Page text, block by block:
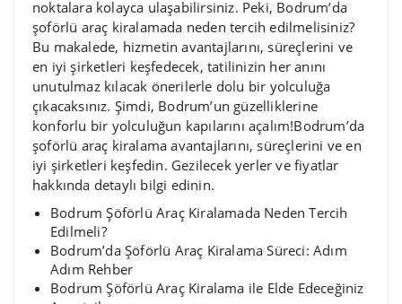
noktalara kolayca ulaşabilirsiniz. Peki, Bodrum’da
şoförlü araç kiralamada neden tercih edilmelisiniz?
Bu makalede, hizmetin avantajlarını, süreçlerini ve
en iyi şirketleri keşfedecek, tatilinizin her anını
unutulmaz kılacak önerilerle dolu bir yolculuğa
çıkacaksınız. Şimdi, Bodrum’un güzelliklerine
konforlu bir yolculuğun kapılarını açalım!Bodrum’da
şoförlü araç kiralama avantajlarını, süreçlerini ve en
iyi şirketleri keşfedin. Gezilecek yerler ve fiyatlar
hakkında detaylı bilgi edinin.
Bodrum Şöförlü Araç Kiralamada Neden Tercih
Edilmeli?
Bodrum’da Şöförlü Araç Kiralama Süreci: Adım
Adım Rehber
Bodrum Şöförlü Araç Kiralama ile Elde Edeceğiniz